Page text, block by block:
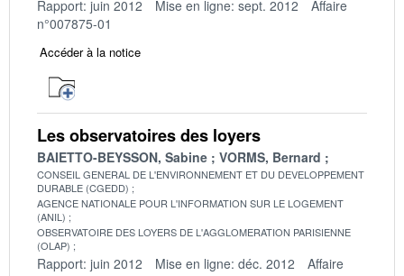
Rapport: juin 2012 Mise en ligne: sept. 2012
Affaire
n°007875-01
Accéder à la notice
Les observatoires des loyers
BAIETTO-BEYSSON, Sabine VORMS, Bernard
CONSEIL GENERAL DE L'ENVIRONNEMENT ET DU DEVELOPPEMENT
DURABLE (CGEDD)
AGENCE NATIONALE POUR L'INFORMATION SUR LE LOGEMENT
(ANIL)
OBSERVATOIRE DES LOYERS DE L'AGGLOMERATION PARISIENNE
(OLAP)
Rapport: juin 2012 Mise en ligne: déc. 2012
Affaire